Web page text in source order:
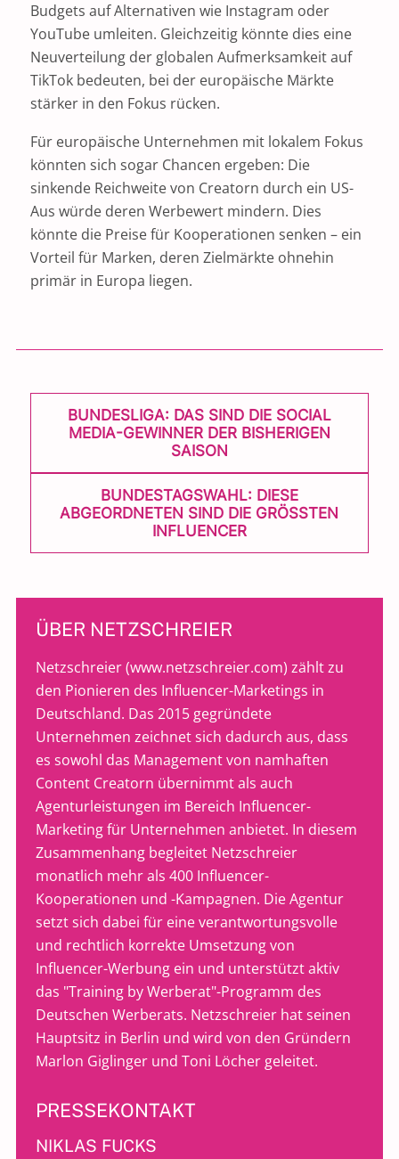
Budgets auf Alternativen wie Instagram oder
YouTube umleiten. Gleichzeitig könnte dies eine
Neuverteilung der globalen Aufmerksamkeit auf
TikTok bedeuten, bei der europäische Märkte
stärker in den Fokus rücken.
Für europäische Unternehmen mit lokalem Fokus
könnten sich sogar Chancen ergeben: Die
sinkende Reichweite von Creatorn durch ein US-
Aus würde deren Werbewert mindern. Dies
könnte die Preise für Kooperationen senken – ein
Vorteil für Marken, deren Zielmärkte ohnehin
primär in Europa liegen.
POST
NAVIGATION
BUNDESLIGA: DAS SIND DIE SOCIAL
MEDIA-GEWINNER DER BISHERIGEN
SAISON
BUNDESTAGSWAHL: DIESE
ABGEORDNETEN SIND DIE GRÖSSTEN I
NFLUENCER
ÜBER NETZSCHREIER
Netzschreier (www.netzschreier.com) zählt zu
den Pionieren des Influencer-Marketings in
Deutschland. Das 2015 gegründete
Unternehmen zeichnet sich dadurch aus, dass
es sowohl das Management von namhaften
Content Creatorn übernimmt als auch
Agenturleistungen im Bereich Influencer-
Marketing für Unternehmen anbietet. In diesem
Zusammenhang begleitet Netzschreier
monatlich mehr als 400 Influencer-
Kooperationen und -Kampagnen. Die Agentur
setzt sich dabei für eine verantwortungsvolle
und rechtlich korrekte Umsetzung von
Influencer-Werbung ein und unterstützt aktiv
das "Training by Werberat"-Programm des
Deutschen Werberats. Netzschreier hat seinen
Hauptsitz in Berlin und wird von den Gründern
Marlon Giglinger und Toni Löcher geleitet.
PRESSEKONTAKT
NIKLAS FUCKS